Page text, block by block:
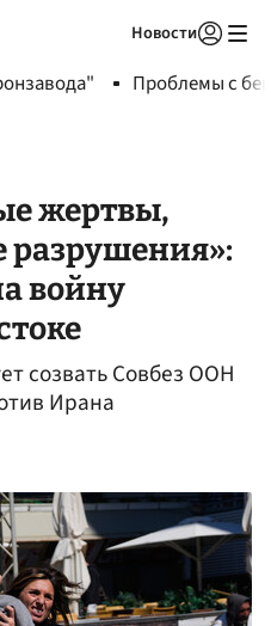
Новости
Проблемы с
жертвы,
разрушения»:
войну
созвать Совбез ООН
Ирана